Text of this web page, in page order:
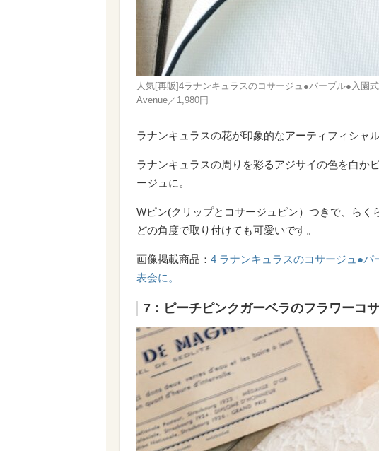
人気[再販]4ラナンキュラスのコサージュ●パープル●入園
Avenue／1,980円
ラナンキュラスの花が印象的なアーティフィシャ
ラナンキュラスの周りを彩るアジサイの色を白か
ージュに。
Wピン(クリップとコサージュピン）つきで、らく
どの角度で取り付けても可愛いです。
画像掲載商品： 4 ラナンキュラスのコサージュ●
表会に。
7：ピーチピンクガーベラのフラワーコ